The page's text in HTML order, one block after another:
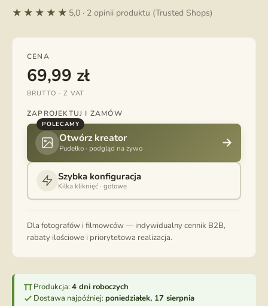
★★★★★ 5,0 · 2 opinii produktu (Trusted Shops)
CENA
69,99 zł
BRUTTO · Z VAT
ZAPROJEKTUJ I ZAMÓW
POLECAMY
Otwórz kreator
Pudełko · podgląd na żywo →
Szybka konfiguracja
Kilka kliknięć · gotowe
Dla fotografów i filmowców — indywidualny cennik B2B,
rabaty ilościowe i priorytetowa realizacja.
Produkcja: 4 dni roboczych
Dostawa najpóźniej: poniedziałek, 17 sierpnia